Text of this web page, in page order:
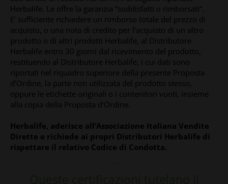
Herbalife. Le offre la garanzia “soddisfatti o rimborsati”.
E’ sufficiente richiedere un rimborso totale del prezzo di
acquisto, o una nota di credito per l’acquisto di un altro
prodotto o di altri prodotti Herbalife, al Distributore
Herbalife entro 30 giorni dal ricevimento del prodotto,
restituendo al Distributore Herbalife, i cui dati sono
riportati nel riquadro superiore della presente Proposta
d’Ordine, la parte non utilizzata del prodotto stesso,
oppure le etichette originali o i contenitori vuoti, insieme
alla copia della Proposta d’Ordine.
Herbalife, aderisce all’Associazione Italiana Vendite
Dirette e richiede ai propri Distributori Herbalife di
rispettare il relativo Codice di Condotta.